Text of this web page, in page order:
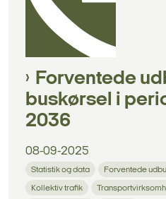
Forventede
buskørsel i
2036
08-09-2025
Statistik og data Forventede
Kollektiv trafik